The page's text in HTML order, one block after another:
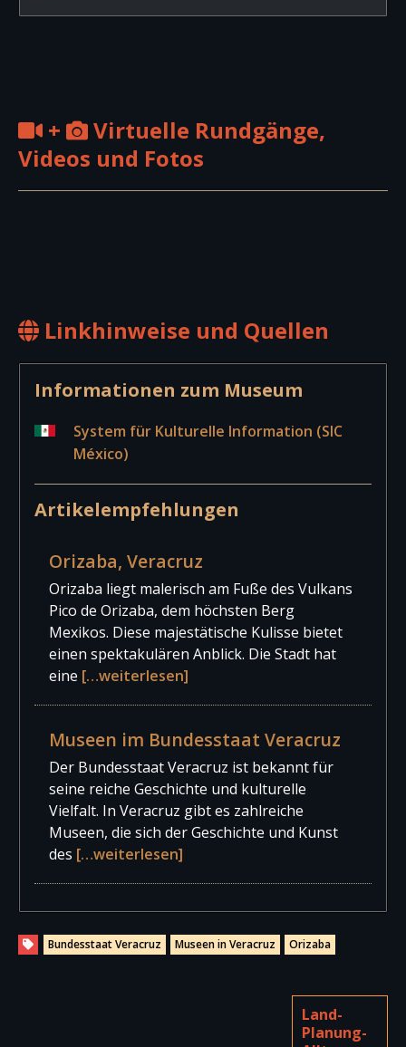
+
Virtuelle Rundgänge,
Videos und Fotos
Linkhinweise und Quellen
Informationen zum Museum
System für Kulturelle Information (SIC
México)
Artikelempfehlungen
Orizaba, Veracruz
Orizaba liegt malerisch am Fuße des Vulkans
Pico de Orizaba, dem höchsten Berg
Mexikos. Diese majestätische Kulisse bietet
einen spektakulären Anblick. Die Stadt hat
eine […weiterlesen]
Museen im Bundesstaat Veracruz
Der Bundesstaat Veracruz ist bekannt für
seine reiche Geschichte und kulturelle
Vielfalt. In Veracruz gibt es zahlreiche
Museen, die sich der Geschichte und Kunst
des […weiterlesen]
Bundesstaat Veracruz Museen in Veracruz Orizaba
Land-
Planung-